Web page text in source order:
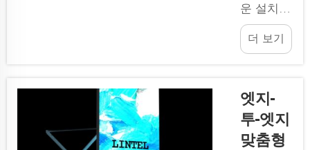
밝혀주어
주목받을
수 있도록
보장합니
운 설치를
위한 조립
전시회,
이벤트 또
라이트박
스 시스템
은 설치가
까다로울
더 보기
엣지-
투-엣지
맞춤형